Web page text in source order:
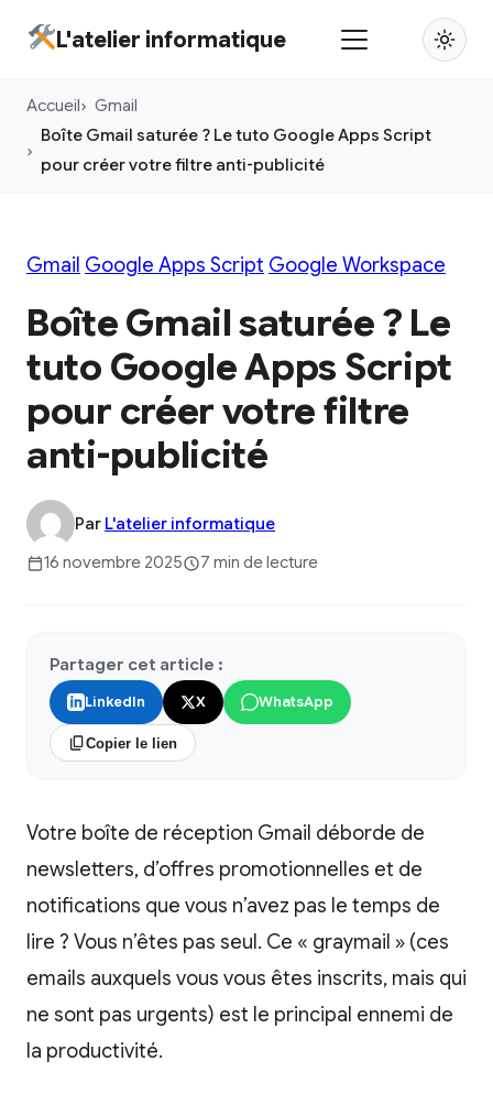
principal
L'atelier informatique
Accueil
Gmail
Boîte Gmail saturée ? Le tuto Google Apps Script
pour créer votre filtre anti-publicité
Gmail Google Apps Script Google Workspace
Boîte Gmail saturée ? Le
tuto Google Apps Script
pour créer votre filtre
anti-publicité
Par L'atelier informatique
16 novembre 2025
7 min de lecture
Partager cet article :
LinkedIn X WhatsApp
Copier le lien
Votre boîte de réception Gmail déborde de
newsletters, d’offres promotionnelles et de
notifications que vous n’avez pas le temps de
lire ? Vous n’êtes pas seul. Ce « graymail » (ces
emails auxquels vous vous êtes inscrits, mais qui
ne sont pas urgents) est le principal ennemi de
la productivité.